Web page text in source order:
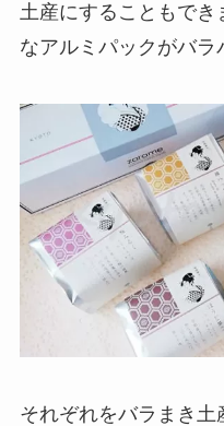
土産にすることもでき
なアルミパックがバ
それぞれをバラまき